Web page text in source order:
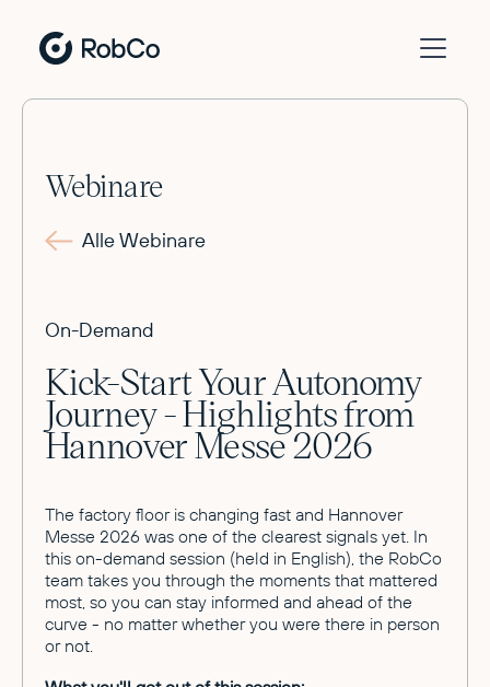
Webinare
Alle Webinare
On-Demand
Kick-Start Your Autonomy
Journey - Highlights from
Hannover Messe 2026
The factory floor is changing fast and Hannover
Messe 2026 was one of the clearest signals yet. In
this on-demand session (held in English), the RobCo
team takes you through the moments that mattered
most, so you can stay informed and ahead of the
curve - no matter whether you were there in person
or not.